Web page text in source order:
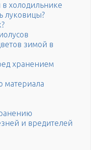
в холодильнике
луковицы?
зимой в
хранением
материала
и вредителей